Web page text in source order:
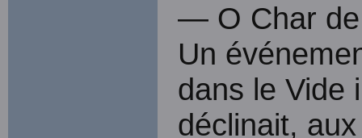
— O Char de
Un
dans le Vide
déclinait,